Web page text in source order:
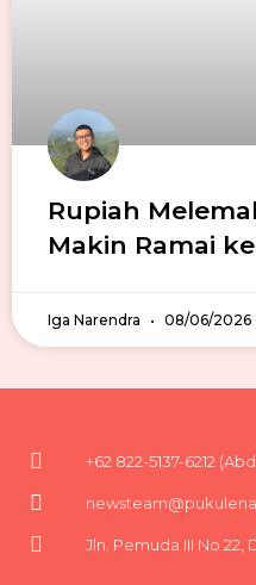
Rupiah
Makin Ramai
Iga Narendra 08/06/2026
+62 822-5137-6212
Jln. Pemuda III No 22,